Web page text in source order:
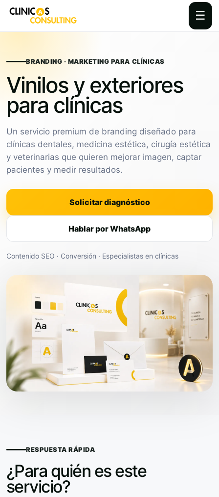
☰
contentBRANDING · MARKETING PARA CLÍNICAS
Vinilos y exteriores
para clínicas
Un servicio premium de branding diseñado para
clínicas dentales, medicina estética, cirugía estética
y veterinarias que quieren mejorar imagen, captar
pacientes y medir resultados.
Solicitar diagnóstico
Hablar por WhatsApp
Contenido SEO · Conversión · Especialistas en clínicas
RESPUESTA RÁPIDA
¿Para quién es este
servicio?